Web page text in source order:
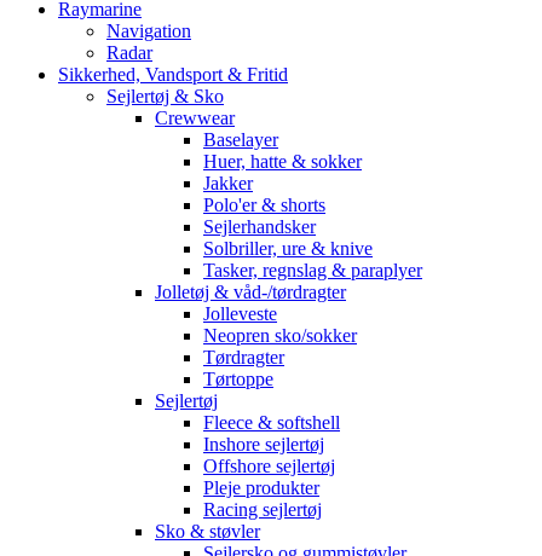
Raymarine
Navigation
Radar
Sikkerhed, Vandsport & Fritid
Sejlertøj & Sko
Crewwear
Baselayer
Huer, hatte & sokker
Jakker
Polo'er & shorts
Sejlerhandsker
Solbriller, ure & knive
Tasker, regnslag & paraplyer
Jolletøj & våd-/tørdragter
Jolleveste
Neopren sko/sokker
Tørdragter
Tørtoppe
Sejlertøj
Fleece & softshell
Inshore sejlertøj
Offshore sejlertøj
Pleje produkter
Racing sejlertøj
Sko & støvler